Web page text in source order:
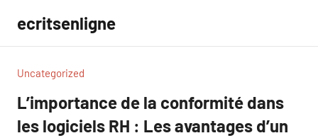
contenu
ecritsenligne
Uncategorized
L’importance de la conformité dans
les logiciels RH : Les avantages d’un